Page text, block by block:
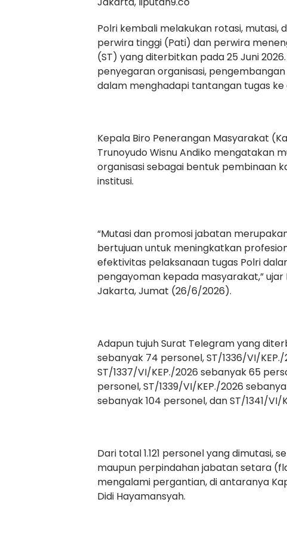
Polri kembali melakukan rotasi, mutasi,
perwira tinggi (Pati) dan perwira
(ST) yang diterbitkan pada 25 Juni
penyegaran organisasi,
dalam menghadapi tantangan tugas ke
Kepala Biro Penerangan Masyarakat
Trunoyudo Wisnu Andiko mengatakan
organisasi sebagai bentuk pembinaan
institusi.
“Mutasi dan promosi jabatan
bertujuan untuk meningkatkan
efektivitas pelaksanaan tugas Polri
pengayoman kepada masyarakat,”
Jakarta, Jumat (26/6/2026).
Adapun tujuh Surat Telegram yang
sebanyak 74 personel, ST/1336/VI/
ST/1337/VI/KEP./2026 sebanyak 65
personel, ST/1339/VI/KEP./2026
sebanyak 104 personel, dan ST/1341/VI/
Dari total 1.121 personel yang
maupun perpindahan jabatan setara
mengalami pergantian, di antaranya
Didi Hayamansyah.